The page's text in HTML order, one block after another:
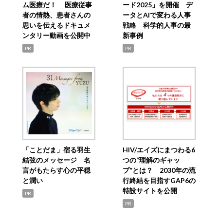
ム医療だ！ 医療従事
者の情熱、患者さんの
思いを伝えるドキュメ
ンタリー動画を公開中
PR
ード2025」を開催 デ
ータとAIで変わる人事
戦略 科学的人事の最
新事例
PR
「ことだま」宿る羽生
結弦のメッセージ 名
言がもたらす心の平穏
と潤い
PR
HIV/エイズにまつわる6
つの“理解のギャッ
プ”とは？ 2030年の流
行終結を目指すGAP6の
特設サイトを公開
PR